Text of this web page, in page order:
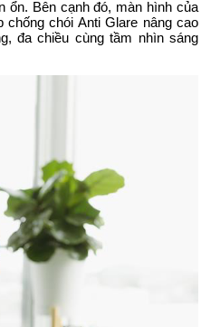
ổn. Bên cạnh đó, màn hình của
chói Anti Glare nâng cao
đa chiều cùng tầm nhìn sáng